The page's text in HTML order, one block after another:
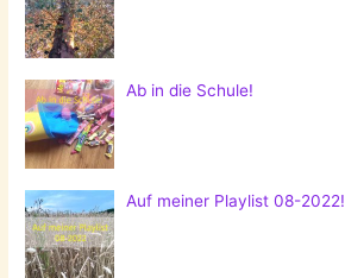
Ab in die Schule!
Auf meiner Playlist 08-2022!